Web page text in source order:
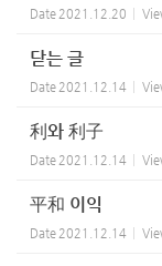
Date 2021.12.20
닫는 글
Date 2021.12.14
利와 利子
Date 2021.12.14
平和 이익
Date 2021.12.14